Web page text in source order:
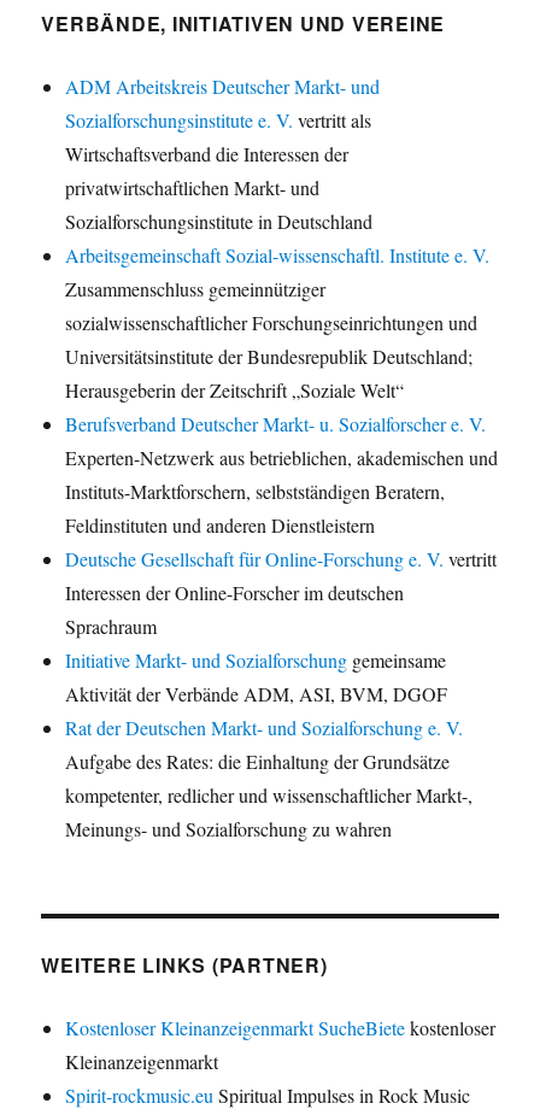
VERBÄNDE, INITIATIVEN UND VEREINE
ADM Arbeitskreis Deutscher Markt- und
Sozialforschungsinstitute e. V. vertritt als
Wirtschaftsverband die Interessen der
privatwirtschaftlichen Markt- und
Sozialforschungsinstitute in Deutschland
Arbeitsgemeinschaft Sozial-wissenschaftl. Institute e. V.
Zusammenschluss gemeinnütziger
sozialwissenschaftlicher Forschungseinrichtungen und
Universitätsinstitute der Bundesrepublik Deutschland;
Herausgeberin der Zeitschrift „Soziale Welt“
Berufsverband Deutscher Markt- u. Sozialforscher e. V.
Experten-Netzwerk aus betrieblichen, akademischen und
Instituts-Marktforschern, selbstständigen Beratern,
Feldinstituten und anderen Dienstleistern
Deutsche Gesellschaft für Online-Forschung e. V. vertritt
Interessen der Online-Forscher im deutschen
Sprachraum
Initiative Markt- und Sozialforschung gemeinsame
Aktivität der Verbände ADM, ASI, BVM, DGOF
Rat der Deutschen Markt- und Sozialforschung e. V.
Aufgabe des Rates: die Einhaltung der Grundsätze
kompetenter, redlicher und wissenschaftlicher Markt-,
Meinungs- und Sozialforschung zu wahren
WEITERE LINKS (PARTNER)
Kostenloser Kleinanzeigenmarkt SucheBietekostenloser
Kleinanzeigenmarkt
Spirit-rockmusic.eu Spiritual Impulses in Rock Music